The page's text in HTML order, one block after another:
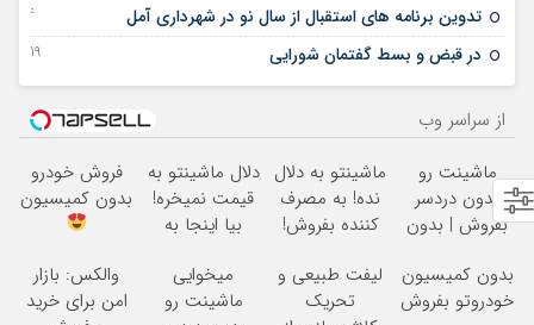
تدوین برنامه های استقبال از سال نو در شهرداری آمل 04 مارس 2025
در قبض و بسط گفتمان شورایی 19 آگوست 2024
از سراسر وب
ماشینت رو
بدون دردسر
بفروش | بدون
ماشینتو به دلال
نده! به مصرف
کننده بفروش!
یک تماس
دلال ماشینتو به
قیمت نمیخره!
بیا اینجا به
بفروش*فقط
خریدار واقعی*
فروش خودرو
بدون کمیسیون
بدون کمیسیون
خودروتو بفروش
لیفت طبیعی و
تحریک
میخوایی
ماشینت رو
والکس: بازار
امن برای خرید